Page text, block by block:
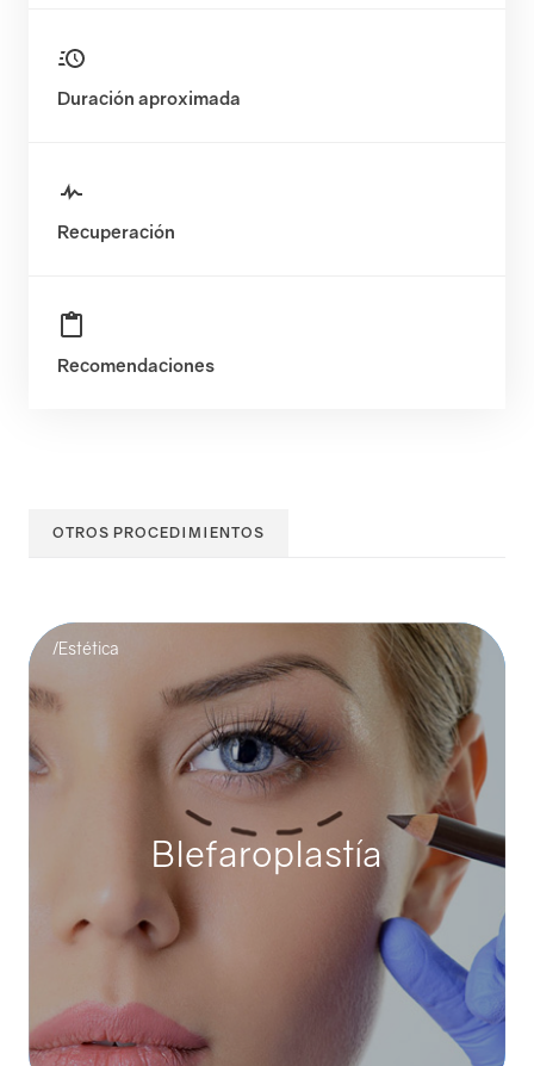
Duración aproximada
Recuperación
Recomendaciones
OTROS PROCEDIMIENTOS
/Estética
La blefaroplastía es un procedimiento quirúrgico cuyo fin es
eliminar el exceso de piel, grasa y músculo de ...
Blefaroplastía